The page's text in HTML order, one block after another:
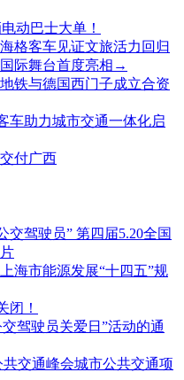
动巴士大单！
格客车见证文旅活力回归
际舞台首度亮相→
铁与德国西门子成立合资
车助力城市交通一体化启
付广西
交驾驶员” 第四届5.20全国
海市能源发展“十四五”规
闭！
驾驶员关爱日”活动的通
交通峰会城市公共交通项